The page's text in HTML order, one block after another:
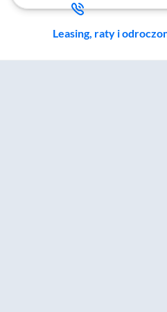
Leasing, raty i